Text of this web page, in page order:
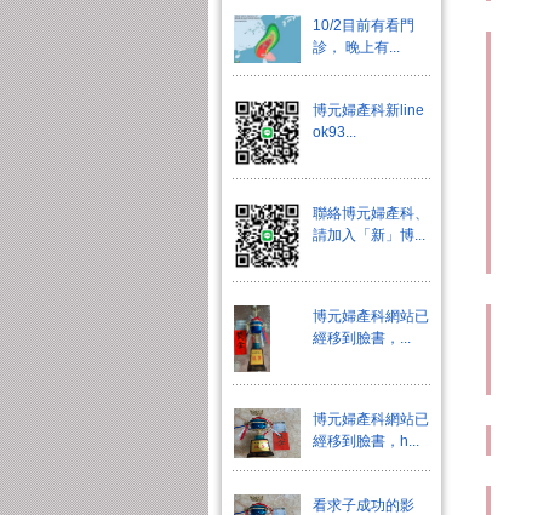
10/2目前有看門
診， 晚上有...
博元婦產科新line
ok93...
聯絡博元婦產科、
請加入「新」博...
博元婦產科網站已
經移到臉書，...
博元婦產科網站已
經移到臉書，h...
看求子成功的影